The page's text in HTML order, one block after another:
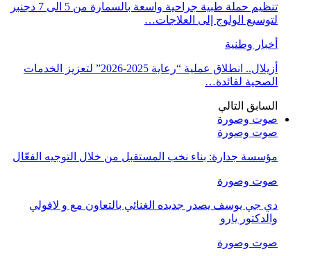
تنظيم حملة طبية جراحية واسعة بالسمارة من 5 الى 7 دجنبر
لتوسيع الولوج إلى العلاجات…
أخبار وطنية
أزيلال.. انطلاق عملية “رعاية 2025-2026” لتعزيز الخدمات
الصحية لفائدة…
السابق التالي
صوت وصورة
صوت وصورة
مؤسسة جدارة: بناء نخب المستقبل من خلال التوجيه الفعّال
صوت وصورة
دي جي يوسف يصدر جديده الغنائي بالتعاون مع و لافولي
والدكتور يارو
صوت وصورة